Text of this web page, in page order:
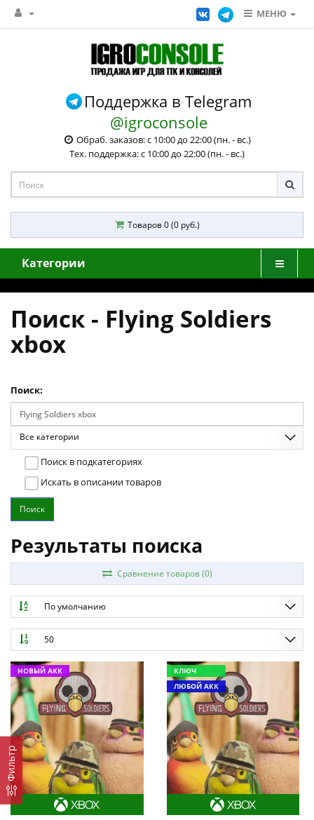
МЕНЮ
Поддержка в Telegram
@igroconsole
Обраб. заказов: с 10:00 до 22:00 (пн. - вс.)
Тех. поддержка: с 10:00 до 22:00 (пн. - вс.)
Товаров 0 (0 руб.)
Категории
Фильтр
Поиск - Flying Soldiers
xbox
Поиск:
Все категории
Поиск в подкатегориях
Искать в описании товаров
Результаты поиска
Сравнение товаров (0)
По умолчанию
50
НОВЫЙ АКК
КЛЮЧ
ЛЮБОЙ АКК